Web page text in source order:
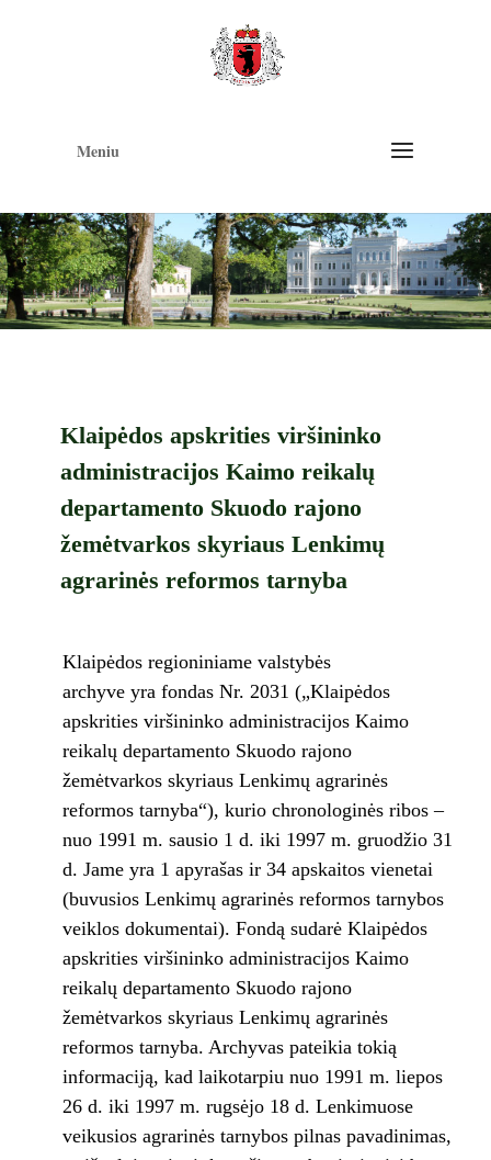
Meniu
Klaipėdos apskrities viršininko
administracijos Kaimo reikalų
departamento Skuodo rajono
žemėtvarkos skyriaus Lenkimų
agrarinės reformos tarnyba
Klaipėdos regioniniame valstybės
archyve yra fondas Nr. 2031 („Klaipėdos
apskrities viršininko administracijos Kaimo
reikalų departamento Skuodo rajono
žemėtvarkos skyriaus Lenkimų agrarinės
reformos tarnyba“), kurio chronologinės ribos –
nuo 1991 m. sausio 1 d. iki 1997 m. gruodžio 31
d. Jame yra 1 apyrašas ir 34 apskaitos vienetai
(buvusios Lenkimų agrarinės reformos tarnybos
veiklos dokumentai). Fondą sudarė Klaipėdos
apskrities viršininko administracijos Kaimo
reikalų departamento Skuodo rajono
žemėtvarkos skyriaus Lenkimų agrarinės
reformos tarnyba. Archyvas pateikia tokią
informaciją, kad laikotarpiu nuo 1991 m. liepos
26 d. iki 1997 m. rugsėjo 18 d. Lenkimuose
veikusios agrarinės tarnybos pilnas pavadinimas,